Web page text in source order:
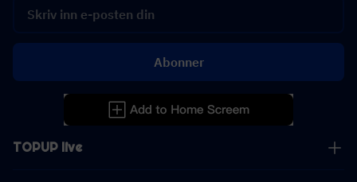
TOPUP live
Abonner